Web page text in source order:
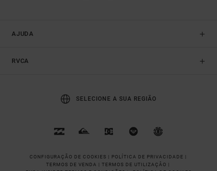
AJUDA
RVCA
SELECIONE A SUA REGIÃO
CONFIGURAÇÃO DE COOKIES | POLÍTICA DE PRIVACIDADE |
TERMOS DE VENDA | TERMOS DE UTILIZAÇÂO |